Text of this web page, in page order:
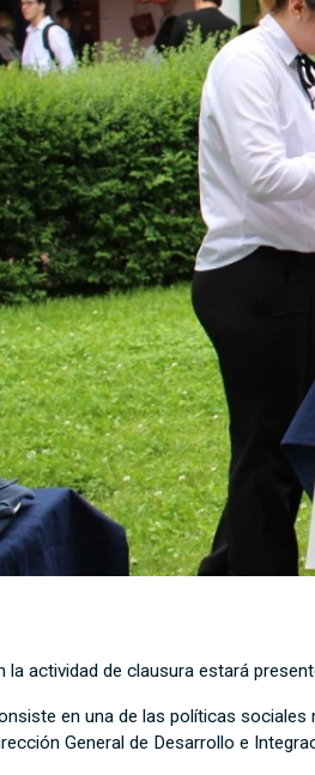
la actividad de clausura estará
en una de las políticas
General de Desarrollo e